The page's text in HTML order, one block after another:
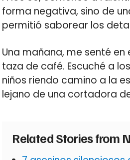
forma negativa, sino de
permitió saborear los
Una mañana, me senté
taza de café. Escuché a
niños riendo camino a la
lejano de una cortadora
Related Stories from